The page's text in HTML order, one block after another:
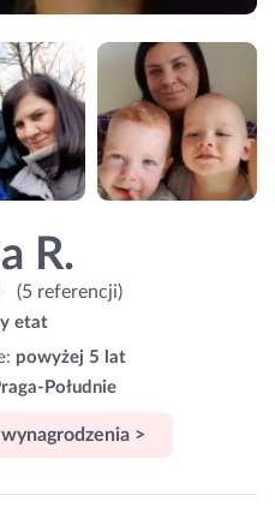
R.
(5 referencji)
etat
powyżej 5 lat
Południe
>